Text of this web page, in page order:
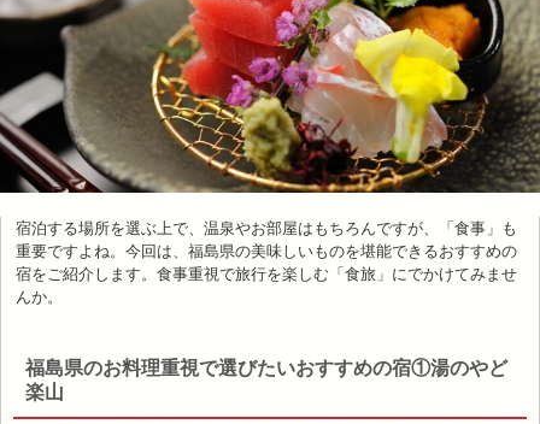
宿泊する場所を選ぶ上で、温泉やお部屋はもちろんですが、「食事」も
重要ですよね。今回は、福島県の美味しいものを堪能できるおすすめの
宿をご紹介します。食事重視で旅行を楽しむ「食旅」にでかけてみませ
んか。
福島県のお料理重視で選びたいおすすめの宿①湯のやど
楽山